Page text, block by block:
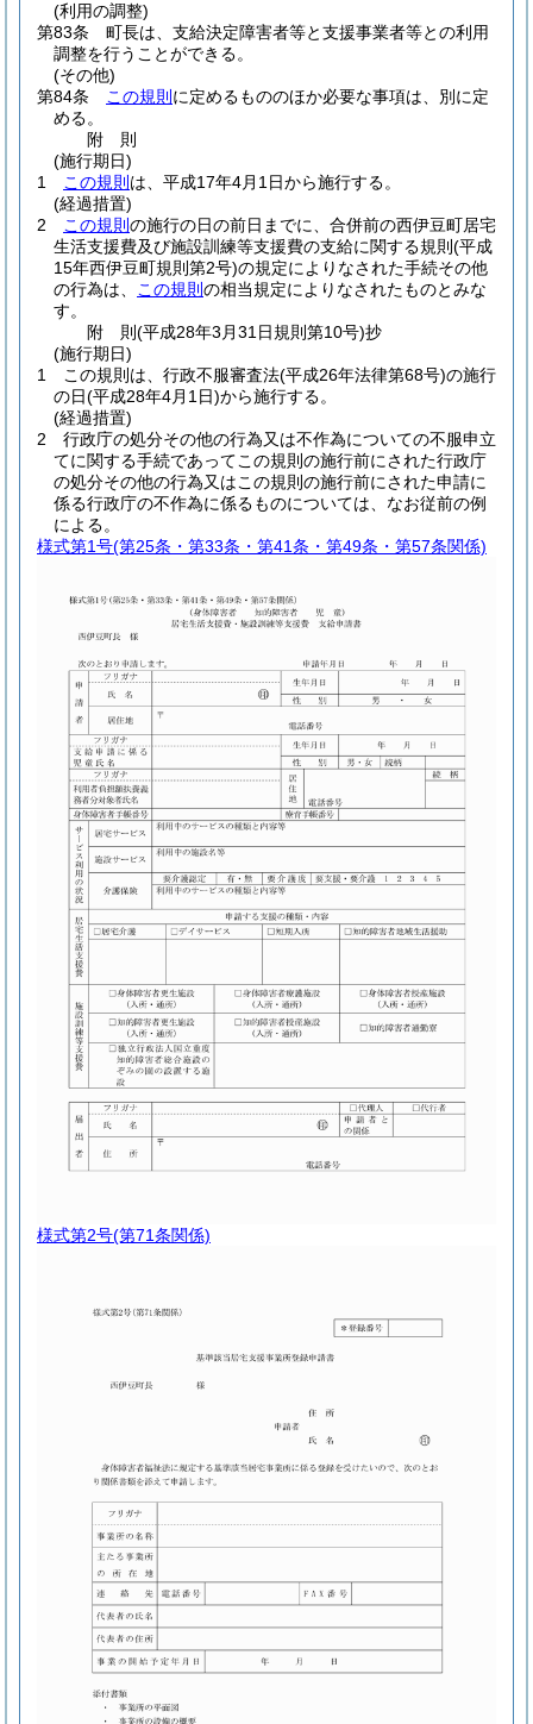
(利用の調整)
第83条
町長は、支給決定障害者等と支援事業者等との利用
調整を行うことができる。
(その他)
第84条
この規則 に定めるもののほか必要な事項は、別に定
める。
附 則
(施行期日)
1
この規則 は、平成17年4月1日から施行する。
(経過措置)
2
この規則 の施行の日の前日までに、合併前の西伊豆町居宅
生活支援費及び施設訓練等支援費の支給に関する規則 (平成
15年西伊豆町規則第2号)の規定によりなされた手続その他
の行為は、
この規則 の相当規定によりなされたものとみな
す。
附 則(平成28年3月31日規則第10号)抄
(施行期日)
1
この規則は、行政不服審査法(平成26年法律第68号)の施行
の日(平成28年4月1日)から施行する。
(経過措置)
2
行政庁の処分その他の行為又は不作為についての不服申立
てに関する手続であってこの規則の施行前にされた行政庁
の処分その他の行為又はこの規則の施行前にされた申請に
係る行政庁の不作為に係るものについては、なお従前の例
による。
様式第1号(第25条・第33条・第41条・第49条・第57条関係)
様式第2号(第71条関係)